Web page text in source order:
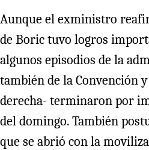
Aunque el exministro
de Boric tuvo logros
algunos episodios de la
también de la Convención
derecha- terminaron por
del domingo. También
que se abrió con la